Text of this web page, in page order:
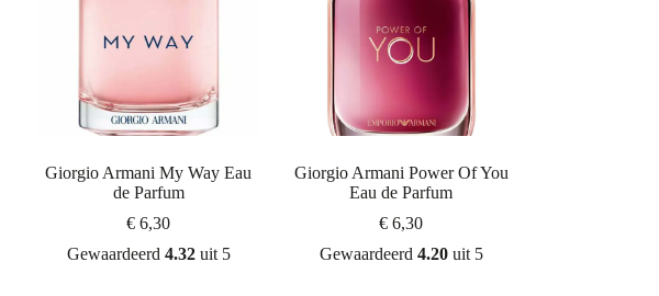
Giorgio Armani My Way Eau
de Parfum
€ 6,30
Gewaardeerd 4.32uit 5
Giorgio Armani Power Of You
Eau de Parfum
€ 6,30
Gewaardeerd 4.20uit 5